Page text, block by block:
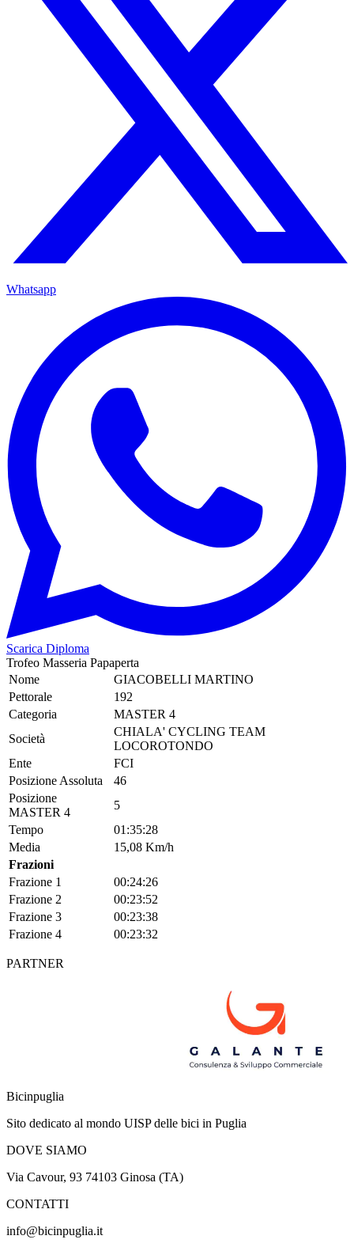
Whatsapp
Scarica Diploma
Trofeo Masseria Papaperta
Nome
GIACOBELLI MARTINO
Pettorale
192
Categoria
MASTER 4
Società
CHIALA' CYCLING TEAM
LOCOROTONDO
Ente
FCI
Posizione Assoluta
46
Posizione
MASTER 4
5
Tempo
01:35:28
Media
15,08 Km/h
Frazioni
Frazione 1
00:24:26
Frazione 2
00:23:52
Frazione 3
00:23:38
Frazione 4
00:23:32
PARTNER
Bicinpuglia
Sito dedicato al mondo UISP delle bici in Puglia
DOVE SIAMO
Via Cavour, 93 74103 Ginosa (TA)
CONTATTI
info@bicinpuglia.it